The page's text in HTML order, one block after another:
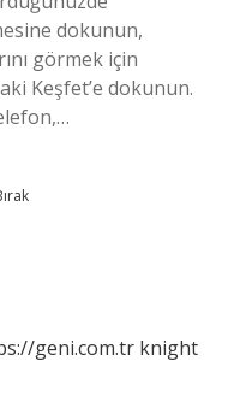
dokunun,
görmek için
Keşfet’e dokunun.
geni.com.tr knight